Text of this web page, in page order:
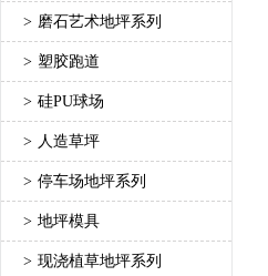
> 磨石艺术地坪系列
> 塑胶跑道
> 硅PU球场
> 人造草坪
> 停车场地坪系列
> 地坪模具
> 现浇植草地坪系列